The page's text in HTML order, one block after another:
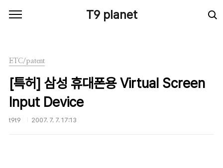
T9 planet
ETC/patent
[특허] 삼성 휴대폰용 Virtual Screen
Input Device
t9t9 2007. 7. 7. 17:13